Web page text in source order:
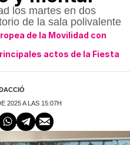
los martes en dos
de la sala polivalente
de la Movilidad con
actos de la Fiesta
2025 A LAS 15:07H